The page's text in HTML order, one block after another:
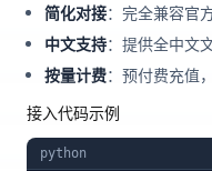
简化对接：完全兼容官
中文支持：提供全中文
按量计费：预付费充值
接入代码示例
python